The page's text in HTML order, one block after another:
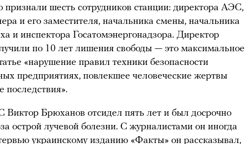
признали шесть сотрудников станции: директора АЭС,
и его заместителя, начальника смены, начальника
и инспектора Госатомэнергонадзора. Директор
по 10 лет лишения свободы — это максимальное
«нарушение правил техники безопасности
предприятиях, повлекшее человеческие жертвы
Брюханов отсидел пять лет и был досрочно
острой лучевой болезни. С журналистами он иногда
украинскому изданию «Факты» он рассказывал,